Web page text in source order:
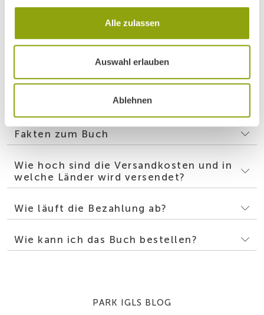
Alle zulassen
Auswahl erlauben
Ablehnen
JETZT BUCH BESTELLEN
Wie viel kostet das Buch?
Fakten zum Buch
Wie hoch sind die Versandkosten und in
welche Länder wird versendet?
Wie läuft die Bezahlung ab?
Wie kann ich das Buch bestellen?
PARK IGLS BLOG